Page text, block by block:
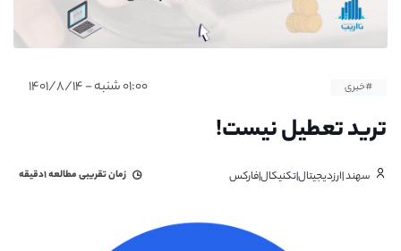
#خبری ۰۱:۰۰ شنبه - ۱۴۰۱/۸/۱۴
ترید تعطیل نیست!
سهند |ارزدیجیتال|تکنیکال|فارکس زمان تقریبی مطالعه۱دقیقه